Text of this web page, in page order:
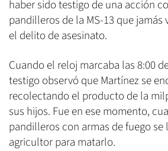
haber sido testigo de una acción
pandilleros de la MS-13 que jamás
el delito de asesinato.
Cuando el reloj marcaba las 8:00
testigo observó que Martínez se
recolectando el producto de la
sus hijos. Fue en ese momento,
pandilleros con armas de fuego se
agricultor para matarlo.